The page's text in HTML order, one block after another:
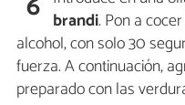
brandi. Pon a
alcohol, consolo 30
fuerza. A continuación,
preparado con las